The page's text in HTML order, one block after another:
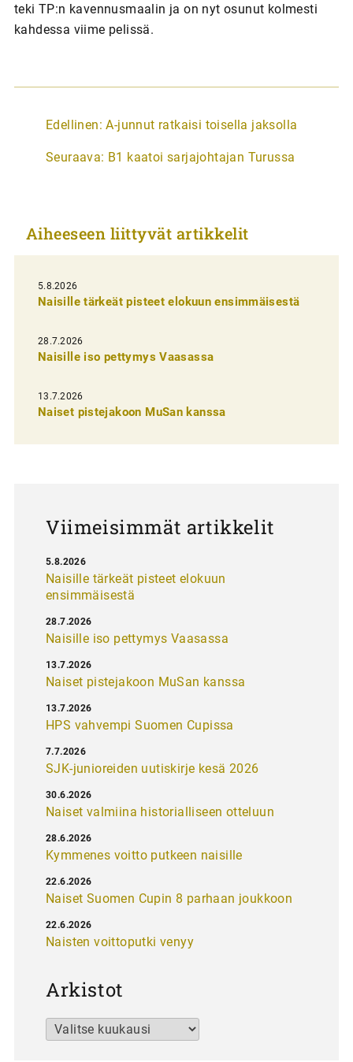
teki TP:n kavennusmaalin ja on nyt osunut kolmesti
kahdessa viime pelissä.
A
t
k
e
l
i
e
n
e
Edellinen: A-junnut ratkaisi toisella jaksolla
Seuraava: B1 kaatoi sarjajohtajan Turussa
Aiheeseen liittyvät artikkelit
5.8.2026
Naisille tärkeät pisteet elokuun ensimmäisestä
28.7.2026
Naisille iso pettymys Vaasassa
13.7.2026
Naiset pistejakoon MuSan kanssa
Viimeisimmät artikkelit
Naisille tärkeät pisteet elokuun
ensimmäisestä
5.8.2026
Naisille iso pettymys Vaasassa
28.7.2026
Naiset pistejakoon MuSan kanssa
13.7.2026
HPS vahvempi Suomen Cupissa
13.7.2026
SJK-junioreiden uutiskirje kesä 2026
7.7.2026
Naiset valmiina historialliseen otteluun
30.6.2026
Kymmenes voitto putkeen naisille
28.6.2026
Naiset Suomen Cupin 8 parhaan joukkoon
22.6.2026
Naisten voittoputki venyy
22.6.2026
Arkistot
Arkistot